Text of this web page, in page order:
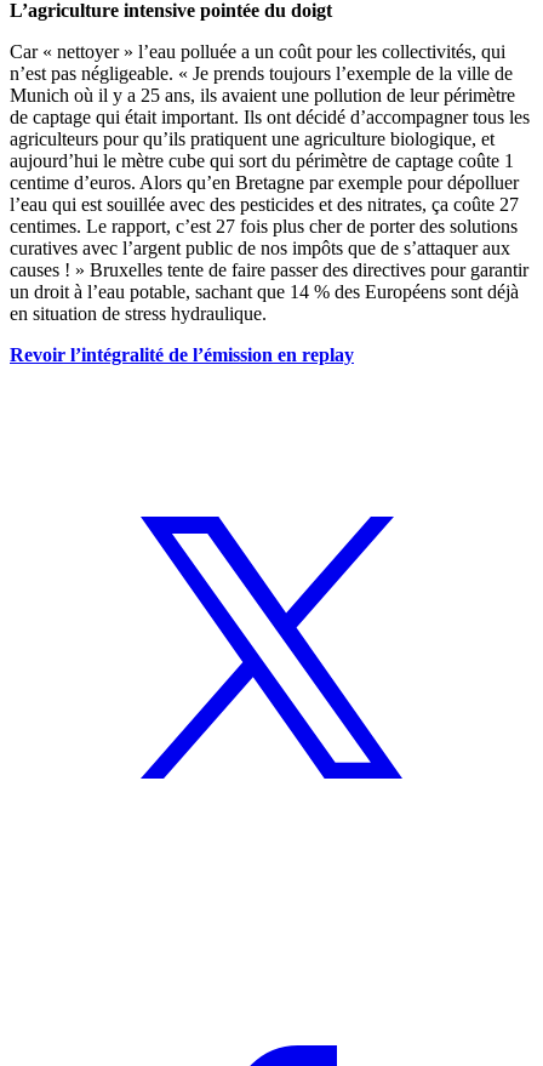
L’agriculture intensive pointée du doigt
Car « nettoyer » l’eau polluée a un coût pour les collectivités, qui
n’est pas négligeable. « Je prends toujours l’exemple de la ville de
Munich où il y a 25 ans, ils avaient une pollution de leur périmètre
de captage qui était important. Ils ont décidé d’accompagner tous les
agriculteurs pour qu’ils pratiquent une agriculture biologique, et
aujourd’hui le mètre cube qui sort du périmètre de captage coûte 1
centime d’euros. Alors qu’en Bretagne par exemple pour dépolluer
l’eau qui est souillée avec des pesticides et des nitrates, ça coûte 27
centimes. Le rapport, c’est 27 fois plus cher de porter des solutions
curatives avec l’argent public de nos impôts que de s’attaquer aux
causes ! » Bruxelles tente de faire passer des directives pour garantir
un droit à l’eau potable, sachant que 14 % des Européens sont déjà
en situation de stress hydraulique.
Revoir l’intégralité de l’émission en replay